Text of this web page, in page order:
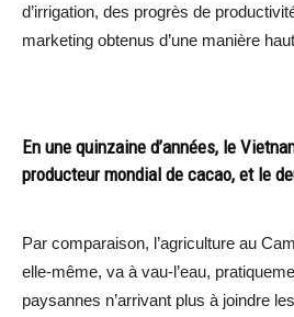
d’irrigation, des progrès de
marketing obtenus d’une manière
En une quinzaine d’années, le
producteur mondial de cacao, et le
Par comparaison, l’agriculture au
elle-même, va à vau-l’eau,
paysannes n’arrivant plus à joindre